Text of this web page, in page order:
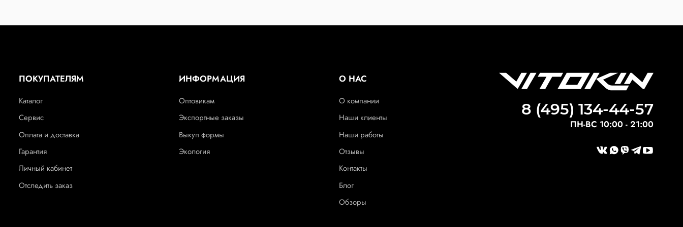
ПОКУПАТЕЛЯМ
Каталог
Сервис
Оплата и доставка
Гарантия
Личный кабинет
Отследить заказ
ИНФОРМАЦИЯ
Оптовикам
Экспортные заказы
Выкуп формы
Экология
О НАС
О компании
Наши клиенты
Наши работы
Отзывы
Контакты
Блог
Обзоры
8 (495) 134-44-57
ПН-ВС 10:00 - 21:00